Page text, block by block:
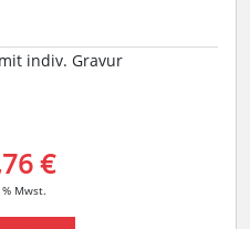
indiv. Gravur
€
Mwst.